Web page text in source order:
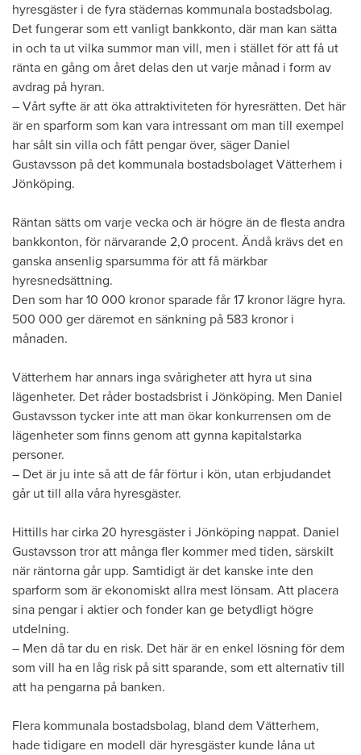
hyresgäster i de fyra städernas kommunala bostadsbolag.
Det fungerar som ett vanligt bankkonto, där man kan sätta
in och ta ut vilka summor man vill, men i stället för att få ut
ränta en gång om året delas den ut varje månad i form av
avdrag på hyran.
– Vårt syfte är att öka attraktiviteten för hyresrätten. Det här
är en sparform som kan vara intressant om man till exempel
har sålt sin villa och fått pengar över, säger Daniel
Gustavsson på det kommunala bostadsbolaget Vätterhem i
Jönköping.
Räntan sätts om varje vecka och är högre än de flesta andra
bankkonton, för närvarande 2,0 procent. Ändå krävs det en
ganska ansenlig sparsumma för att få märkbar
hyresnedsättning.
Den som har 10 000 kronor sparade får 17 kronor lägre hyra.
500 000 ger däremot en sänkning på 583 kronor i
månaden.
Vätterhem har annars inga svårigheter att hyra ut sina
lägenheter. Det råder bostadsbrist i Jönköping. Men Daniel
Gustavsson tycker inte att man ökar konkurrensen om de
lägenheter som finns genom att gynna kapitalstarka
personer.
– Det är ju inte så att de får förtur i kön, utan erbjudandet
går ut till alla våra hyresgäster.
Hittills har cirka 20 hyresgäster i Jönköping nappat. Daniel
Gustavsson tror att många fler kommer med tiden, särskilt
när räntorna går upp. Samtidigt är det kanske inte den
sparform som är ekonomiskt allra mest lönsam. Att placera
sina pengar i aktier och fonder kan ge betydligt högre
utdelning.
– Men då tar du en risk. Det här är en enkel lösning för dem
som vill ha en låg risk på sitt sparande, som ett alternativ till
att ha pengarna på banken.
Flera kommunala bostadsbolag, bland dem Vätterhem,
hade tidigare en modell där hyresgäster kunde låna ut